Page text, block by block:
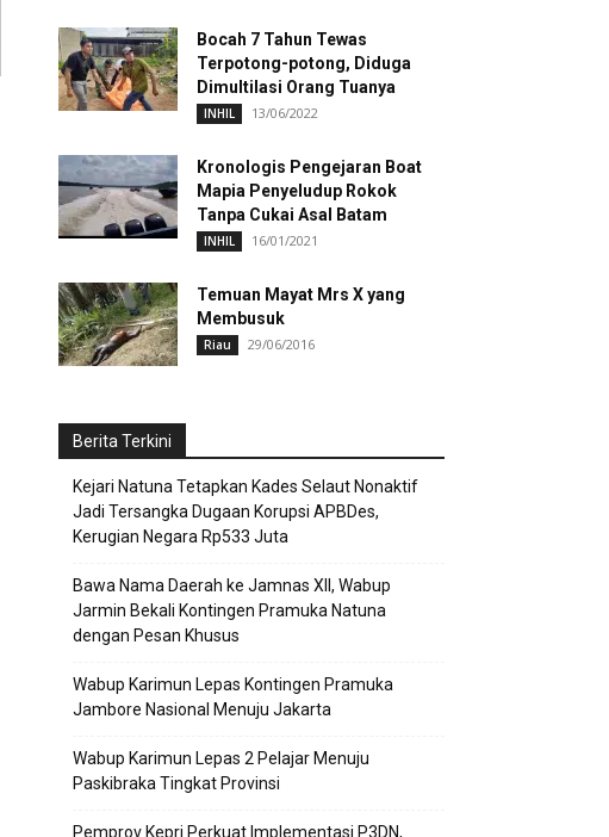
Bocah 7 Tahun Tewas
Terpotong-potong, Diduga
Dimultilasi Orang Tuanya
INHIL 13/06/2022
Kronologis Pengejaran Boat
Mapia Penyeludup Rokok
Tanpa Cukai Asal Batam
INHIL 16/01/2021
Temuan Mayat Mrs X yang
Membusuk
Riau 29/06/2016
Berita Terkini
Kejari Natuna Tetapkan Kades Selaut Nonaktif
Jadi Tersangka Dugaan Korupsi APBDes,
Kerugian Negara Rp533 Juta
Bawa Nama Daerah ke Jamnas XII, Wabup
Jarmin Bekali Kontingen Pramuka Natuna
dengan Pesan Khusus
Wabup Karimun Lepas Kontingen Pramuka
Jambore Nasional Menuju Jakarta
Wabup Karimun Lepas 2 Pelajar Menuju
Paskibraka Tingkat Provinsi
Pemprov Kepri Perkuat Implementasi P3DN,